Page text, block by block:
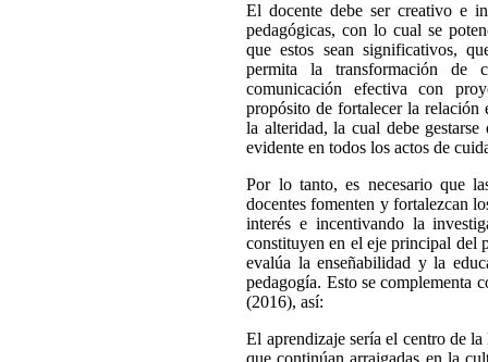
El docente debe ser creativo e
pedagógicas, con lo cual se
que estos sean significativos,
permita la transformación de
comunicación efectiva con
propósito de fortalecer la relación
la alteridad, la cual debe
evidente en todos los actos de
Por lo tanto, es necesario que
docentes fomenten y fortalezcan
interés e incentivando la
constituyen en el eje principal del
evalúa la enseñabilidad y la
pedagogía. Esto se complementa
(2016), así:
El aprendizaje sería el centro de
que continúan arraigadas en la